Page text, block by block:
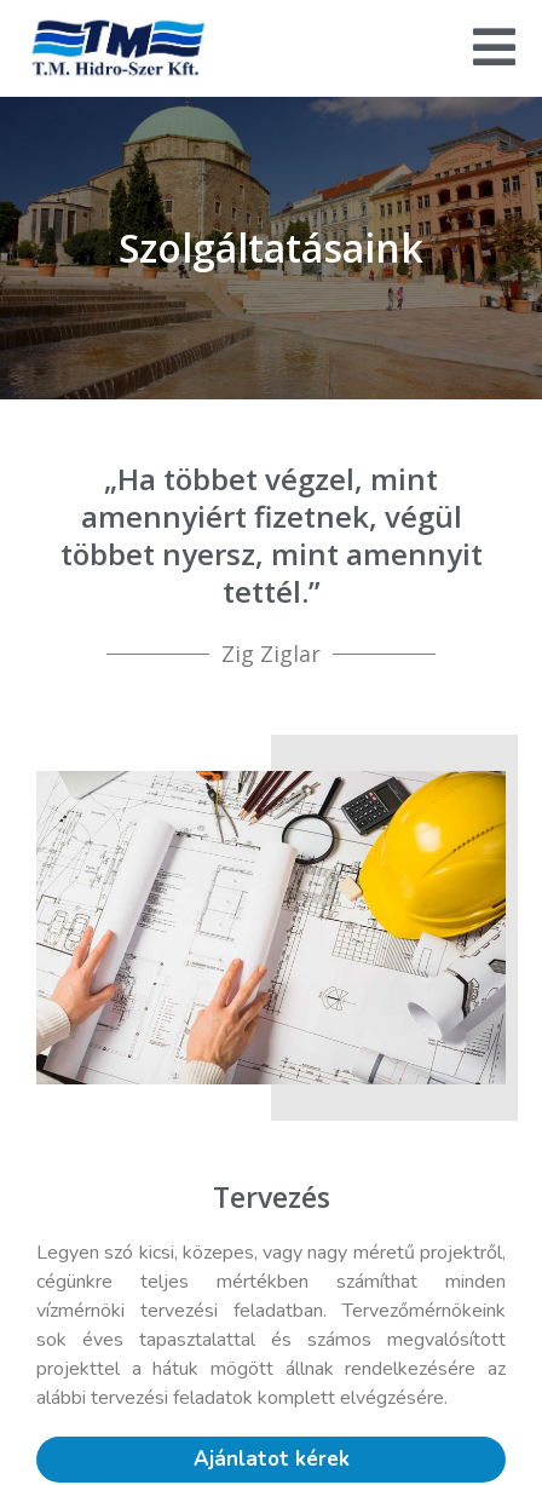
Szolgáltatásaink
„Ha többet végzel, mint
amennyiért fizetnek, végül
többet nyersz, mint amennyit
tettél.”
Zig Ziglar
Tervezés
Legyen szó kicsi, közepes, vagy nagy méretű projektről,
cégünkre teljes mértékben számíthat minden
vízmérnöki tervezési feladatban. Tervezőmérnökeink
sok éves tapasztalattal és számos megvalósított
projekttel a hátuk mögött állnak rendelkezésére az
alábbi tervezési feladatok komplett elvégzésére.
Ajánlatot kérek